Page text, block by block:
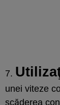
7.
unei viteze
scăderea